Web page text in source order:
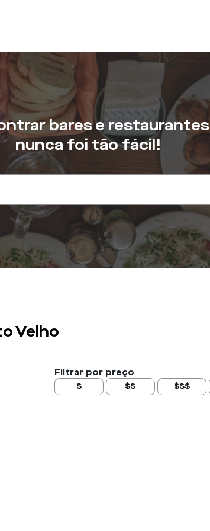
bares e restaurantes
nunca foi tão fácil!
Velho
Filtrar por preço
$ $$ $$$